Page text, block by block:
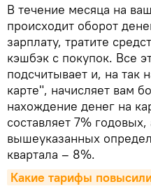
В течение месяца на
происходит оборот
зарплату, тратите
кэшбэк с покупок. Все
подсчитывает и, на так
карте", начисляет вам
нахождение денег на
составляет 7%
вышеуказанных
квартала – 8%.
Какие тарифы